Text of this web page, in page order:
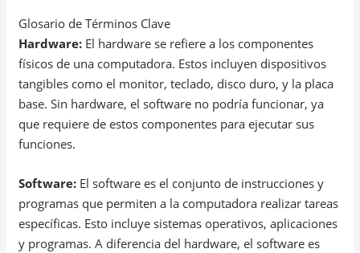
Glosario de Términos Clave
Hardware: El hardware se refiere a los componentes
físicos de una computadora. Estos incluyen dispositivos
tangibles como el monitor, teclado, disco duro, y la placa
base. Sin hardware, el software no podría funcionar, ya
que requiere de estos componentes para ejecutar sus
funciones.
Software: El software es el conjunto de instrucciones y
programas que permiten a la computadora realizar tareas
específicas. Esto incluye sistemas operativos, aplicaciones
y programas. A diferencia del hardware, el software es